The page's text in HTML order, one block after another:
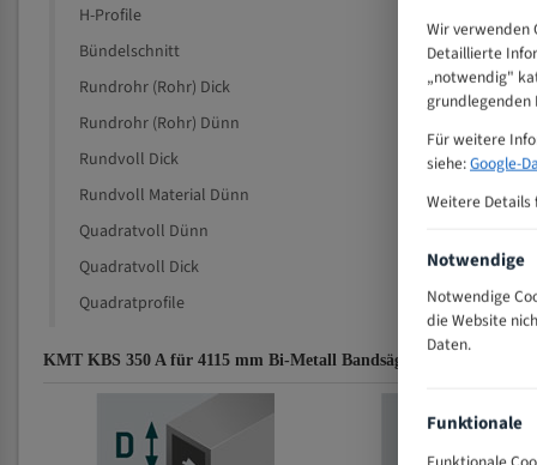
H-Profile
Bündelschnitt
Rundrohr (Rohr) Dick
Rundrohr (Rohr) Dünn
Rundvoll Dick
Rundvoll Material Dünn
Quadratvoll Dünn
Quadratvoll Dick
Quadratprofile
KMT KBS 350 A für 4115 mm Bi-Metall Bandsägeblätter
Wir verwenden
Detaillierte
„notwendig"
grundlegenden
Für weitere
siehe:Google-
Weitere Details
Notwendige
Notwendige
die Website
Daten.
Funktionale